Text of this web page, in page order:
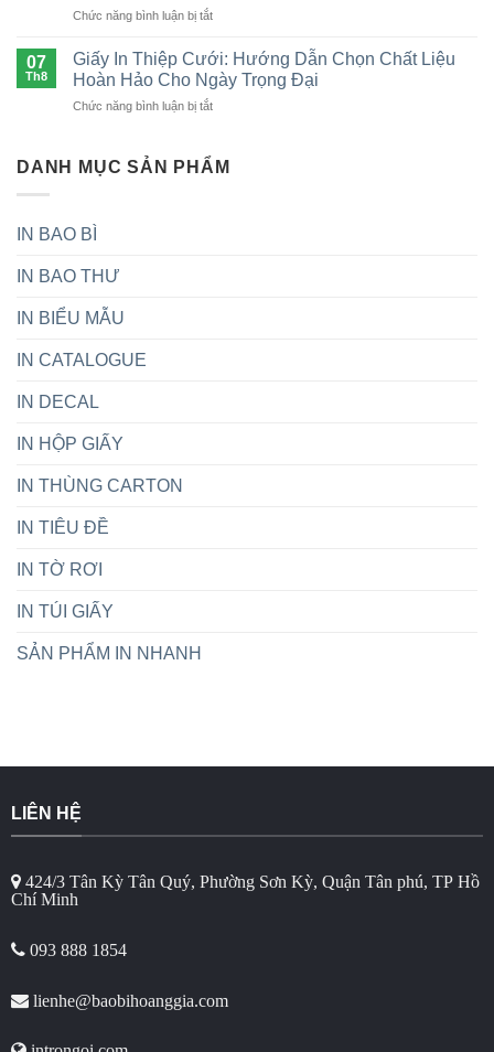
Ý
Trọng
bì
lượng,
uy
nhất
Là
Ưu
Điểm,
Quy
Trình
Dụng
Chức năng bình luận bị tắtở
7
công
ty
sản
carton
07
Th8
Giấy In Thiệp Cưới: Hướng Dẫn Chọn Chất Liệu
Hoàn Hảo Cho Ngày Trọng Đại
Chức năng bình luận bị tắtở
Thiệp
DANH MỤC SẢN PHẨM
IN BAO BÌ
IN BAO THƯ
IN BIỂU MẪU
IN CATALOGUE
IN DECAL
IN HỘP GIẤY
IN THÙNG CARTON
IN TIÊU ĐỀ
IN TỜ RƠI
IN TÚI GIẤY
SẢN PHẨM IN NHANH
LIÊN HỆ
424/3 Tân Kỳ Tân Quý, Phường Sơn Kỳ, Quận Tân phú, TP Hồ
Chí Minh
093 888 1854
lienhe@baobihoanggia.com